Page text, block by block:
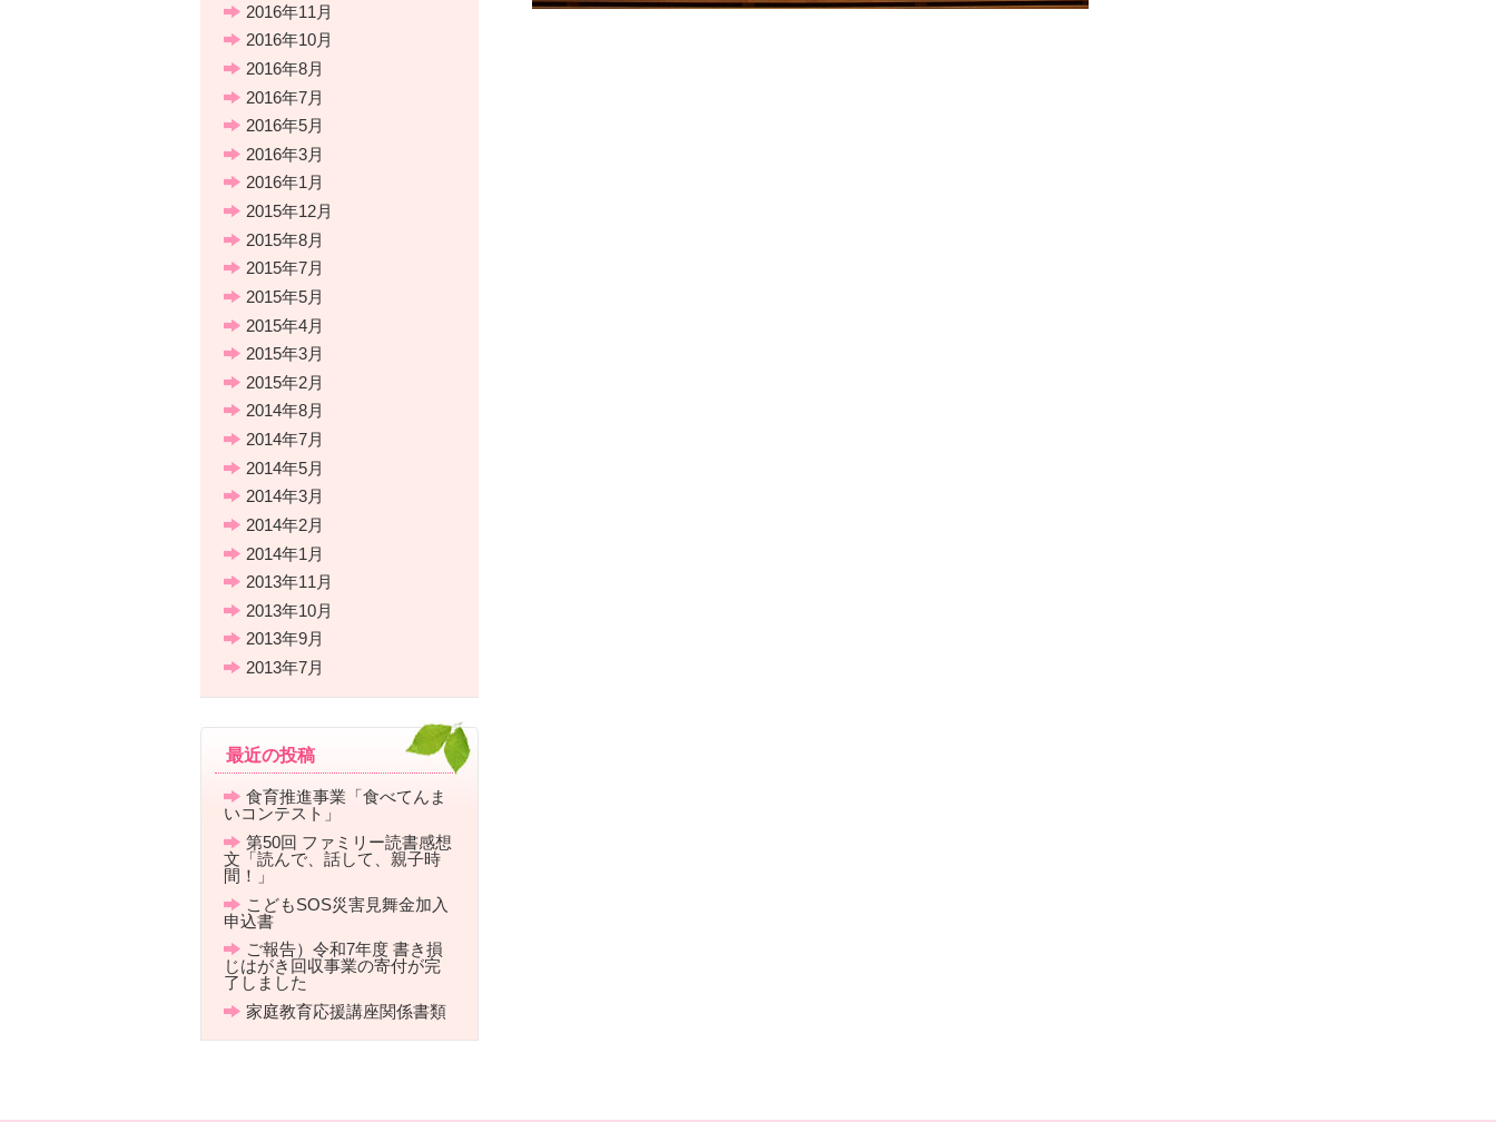
2016年11月
2016年10月
2016年8月
2016年7月
2016年5月
2016年3月
2016年1月
2015年12月
2015年8月
2015年7月
2015年5月
2015年4月
2015年3月
2015年2月
2014年8月
2014年7月
2014年5月
2014年3月
2014年2月
2014年1月
2013年11月
2013年10月
2013年9月
2013年7月
最近の投稿
食育推進事業「食べてんま
いコンテスト」
第50回 ファミリー読書感想
文「読んで、話して、親子時
間！」
こどもSOS災害見舞金加入
申込書
ご報告）令和7年度 書き損
じはがき回収事業の寄付が完
了しました
家庭教育応援講座関係書類